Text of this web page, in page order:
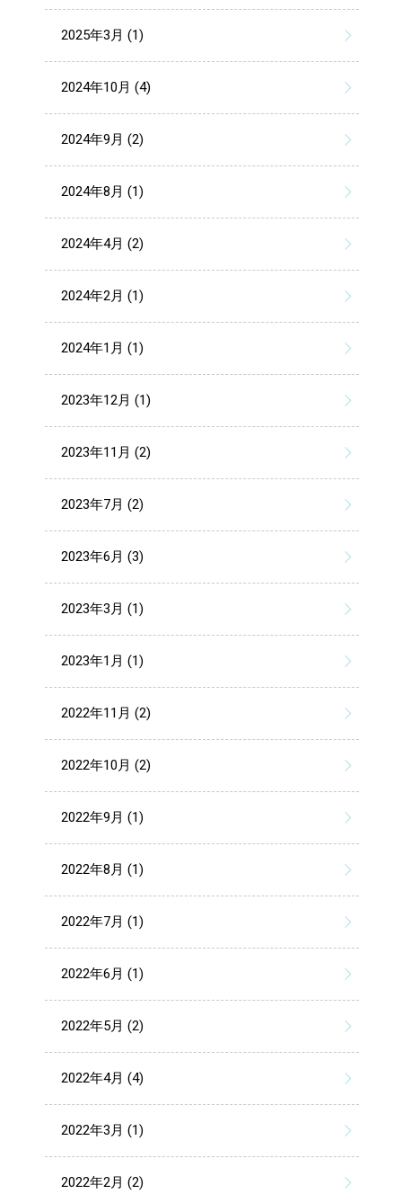
2025年3月 (1)
2024年10月 (4)
2024年9月 (2)
2024年8月 (1)
2024年4月 (2)
2024年2月 (1)
2024年1月 (1)
2023年12月 (1)
2023年11月 (2)
2023年7月 (2)
2023年6月 (3)
2023年3月 (1)
2023年1月 (1)
2022年11月 (2)
2022年10月 (2)
2022年9月 (1)
2022年8月 (1)
2022年7月 (1)
2022年6月 (1)
2022年5月 (2)
2022年4月 (4)
2022年3月 (1)
2022年2月 (2)